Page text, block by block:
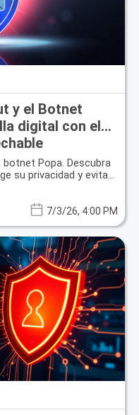
y el Botnet
digital con el
botnet Popa. Descubra
su privacidad y evita
7/3/26, 4:00 PM